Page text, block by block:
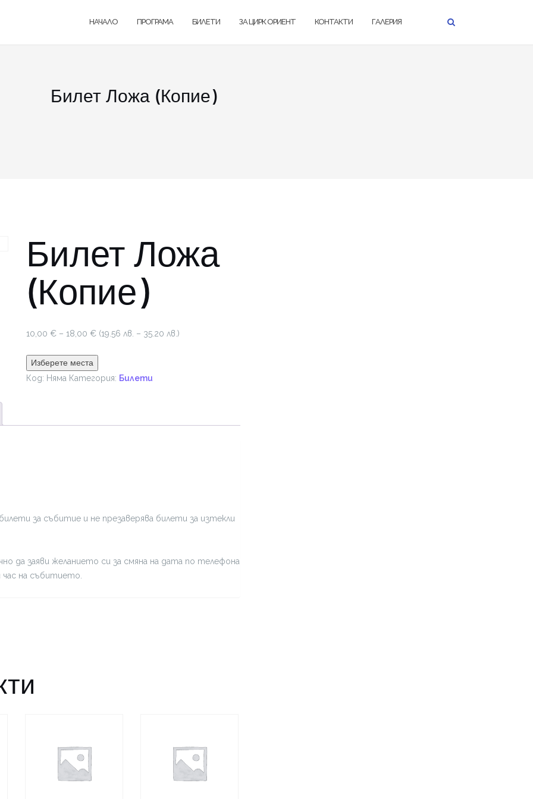
НАЧАЛО ПРОГРАМА БИЛЕТИ ЗА ЦИРК ОРИЕНТ КОНТАКТИ ГАЛЕРИЯ
Билет Ложа (Копие)
Билет Ложа
(Копие)
10,00 € – 18,00 €Price
through
(19.56 лв. – 35.20 лв.)
Изберете места
Код: Няма Категория: Билети
за събитие и не презаверява билети за изтекли
да заяви желанието си за смяна на дата по телефона
час на събитието.